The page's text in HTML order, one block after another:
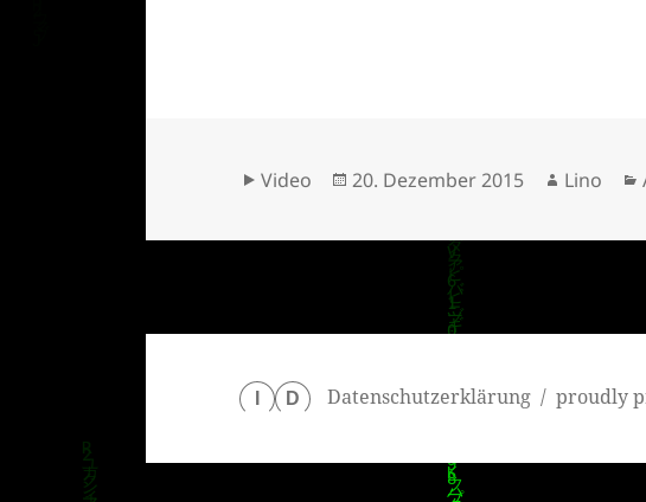
Format
Video
Veröffentlicht
20. Dezember 2015 Autor
Lino
D Datenschutzerklärung proudly